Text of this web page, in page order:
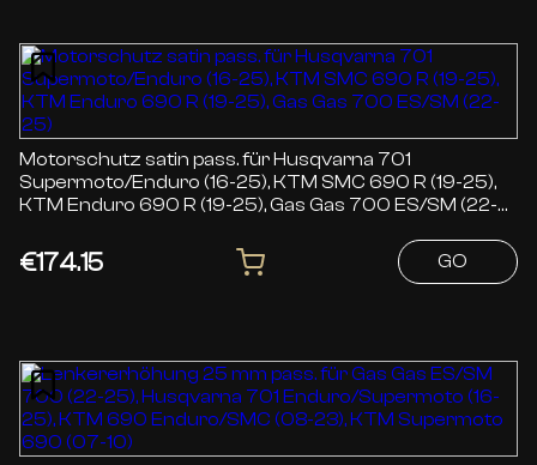
Motorschutz satin pass. für Husqvarna 701
Supermoto/Enduro (16-25), KTM SMC 690 R (19-25),
KTM Enduro 690 R (19-25), Gas Gas 700 ES/SM (22-
€174.15 GO